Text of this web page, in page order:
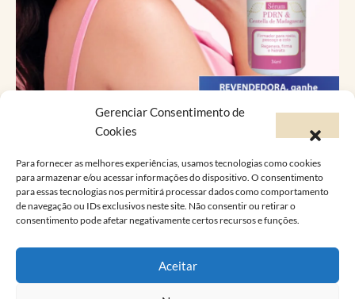
Gerenciar Consentimento de
Cookies
Para fornecer as melhores experiências, usamos tecnologias como cookies
para armazenar e/ou acessar informações do dispositivo. O consentimento
para essas tecnologias nos permitirá processar dados como comportamento
de navegação ou IDs exclusivos neste site. Não consentir ou retirar o
consentimento pode afetar negativamente certos recursos e funções.
Aceitar
Catálogo Virtual
Você já conhece a versão online do Catálogo
Lucy’s?
A Lucy’s foi feita pra atender as suas
necessidades e desejos, conheça a linha de
produtos que vão mudar a sua vida!